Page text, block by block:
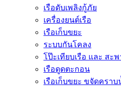
เรือดับเพลิงกู้ภัย
เครื่องยนต์เรือ
เรือเก็บขยะ
ระบบกันโคลง
โป๊ะเทียบเรือ และ สะ
เรือดูดตะกอน
เรือเก็บขยะ ขจัดครา